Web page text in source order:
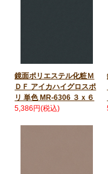
鏡面ポリエステル化粧Ｍ
ＤＦ アイカハイグロスポ
リ 単色 MR-6306 ３ｘ６
5,386円(税込)